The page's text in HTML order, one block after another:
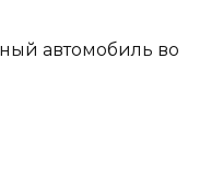
автомобиль во